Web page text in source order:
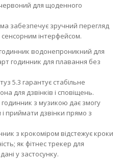
для щоденного
забезпечує зручний перегляд
інтерфейсом.
водонепроникний для
годинник для плавання без
5.3 гарантує стабільне
для дзвінків і сповіщень.
з музикою дає змогу
приймати дзвінки прямо з
з крокоміром відстежує кроки
як фітнес трекер для
у застосунку.